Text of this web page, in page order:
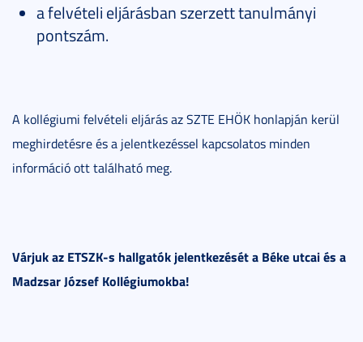
a felvételi eljárásban szerzett tanulmányi
pontszám.
A kollégiumi felvételi eljárás az SZTE EHÖK honlapján kerül
meghirdetésre és a jelentkezéssel kapcsolatos minden
információ ott található meg.
Várjuk az ETSZK-s hallgatók jelentkezését a Béke utcai és a
Madzsar József Kollégiumokba!